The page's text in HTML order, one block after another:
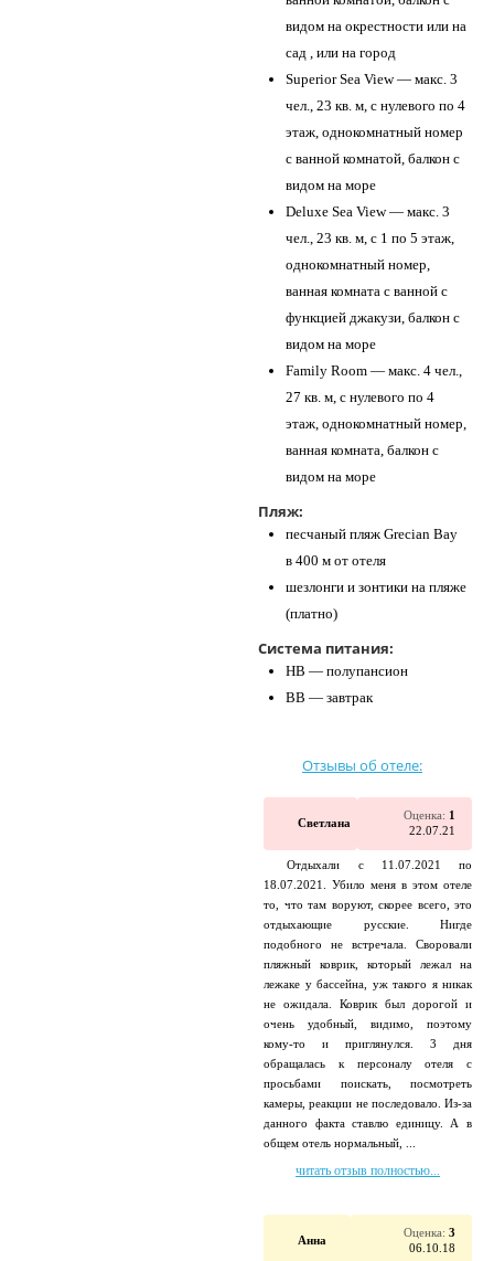
видом на окрестности или на
сад , или на город
Superior Sea View — макс. 3
чел., 23 кв. м, с нулевого по 4
этаж, однокомнатный номер
с ванной комнатой, балкон с
видом на море
Deluxe Sea View — макс. 3
чел., 23 кв. м, с 1 по 5 этаж,
однокомнатный номер,
ванная комната с ванной с
функцией джакузи, балкон с
видом на море
Family Room — макс. 4 чел.,
27 кв. м, с нулевого по 4
этаж, однокомнатный номер,
ванная комната, балкон с
видом на море
Пляж:
песчаный пляж Grecian Bay
в 400 м от отеля
​шезлонги и зонтики на пляже
(платно)
Система питания:
HB — полупансион
BB — завтрак
Отзывы об отеле:
Светлана
Оценка: 1
22.07.21
Отдыхали с 11.07.2021 по
18.07.2021. Убило меня в этом отеле
то, что там воруют, скорее всего, это
отдыхающие русские. Нигде
подобного не встречала. Своровали
пляжный коврик, который лежал на
лежаке у бассейна, уж такого я никак
не ожидала. Коврик был дорогой и
очень удобный, видимо, поэтому
кому-то и приглянулся. 3 дня
обращалась к персоналу отеля с
просьбами поискать, посмотреть
камеры, реакции не последовало. Из-за
данного факта ставлю единицу. А в
общем отель нормальный, ...
читать отзыв полностью...
Анна
Оценка: 3
06.10.18